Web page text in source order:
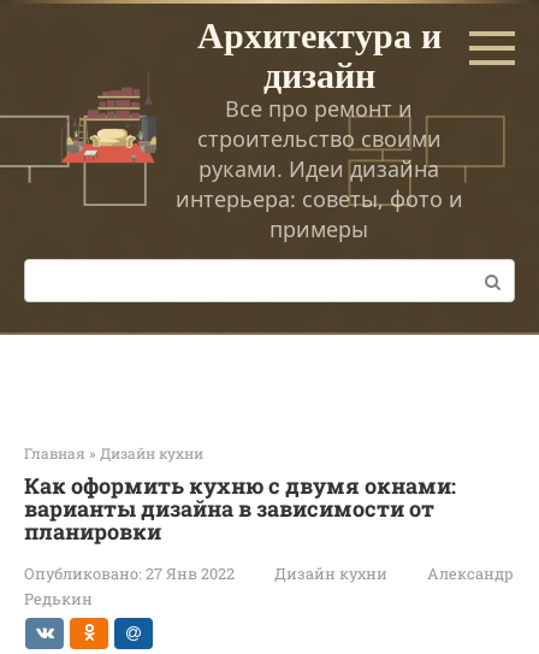
Перейти
Архитектура и
дизайн
Все про ремонт и
строительство своими
руками. Идеи дизайна
интерьера: советы, фото и
примеры
Поиск:
Главная » Дизайн кухни
Как оформить кухню с двумя окнами:
варианты дизайна в зависимости от
планировки
Опубликовано: 27 Янв 2022 Дизайн кухни
Александр
Редькин